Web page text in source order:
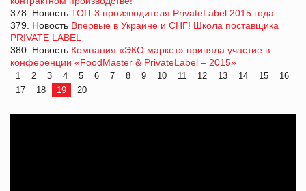
378. Новость ТОП-3 производителя PrivateLabel 2015 года
379. Новость Впервые в Украине и СНГ! Школа поставщика
PRIVATE LABEL
380. Новость Компания «ЭКО маркет» приняла участие в
конференции «FoodMaster & PrivateLabel – 2015»
1 2 3 4 5 6 7 8 9 10 11 12 13 14 15
16
17
18 19 20